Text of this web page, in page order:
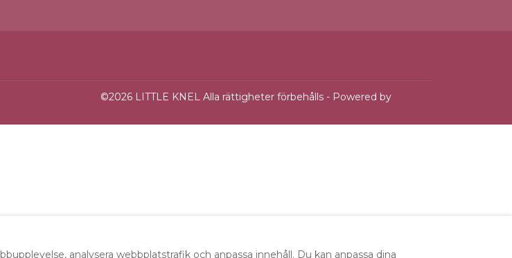
©2026 LITTLE KNEL Alla rättigheter förbehålls- Powered by
analysera webbplatstrafik och anpassa innehåll. Du kan anpassa dina